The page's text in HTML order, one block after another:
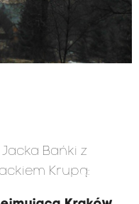
Bańki z
Krupą: